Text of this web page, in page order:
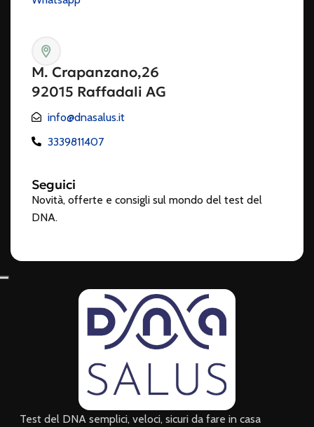
M. Crapanzano,26
92015 Raffadali AG
info@dnasalus.it
3339811407
Seguici
Novità, offerte e consigli sul mondo del test del
DNA.
Test del DNA semplici, veloci, sicuri da fare in casa